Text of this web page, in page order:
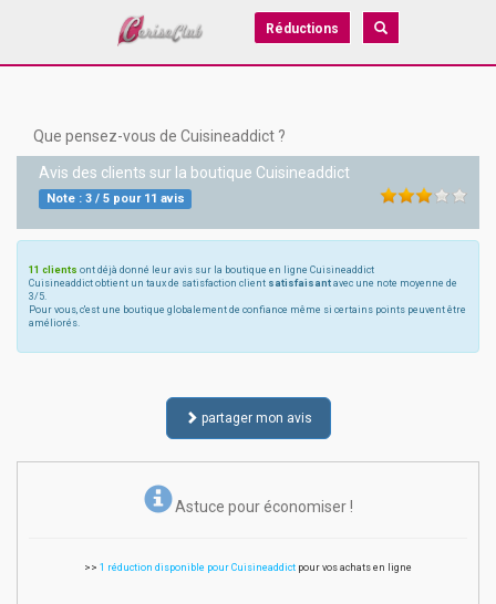
Réductions
Que pensez-vous de Cuisineaddict ?
Avis des clients sur la boutique Cuisineaddict
Note : 3/ 5pour 11 avis
11 clients ont déjà donné leur avis sur la boutique en ligne Cuisineaddict
Cuisineaddict obtient un taux de satisfaction client satisfaisant avec une note moyenne de
3/5.
Pour vous, c'est une boutique globalement de confiance même si certains points peuvent être
améliorés.
partager mon avis
Astuce pour économiser !
>> 1 réduction disponible pour Cuisineaddict pour vos achats en ligne